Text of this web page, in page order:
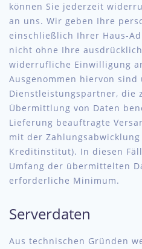
können Sie jederzeit
an uns. Wir geben Ihre
einschließlich Ihrer Haus-
nicht ohne Ihre
widerrufliche Einwilligung
Ausgenommen hiervon sind
Dienstleistungspartner, die
Übermittlung von Daten
Lieferung beauftragte
mit der
Kreditinstitut). In diesen
Umfang der übermittelten
erforderliche Minimum.
Serverdaten
Aus technischen Gründen